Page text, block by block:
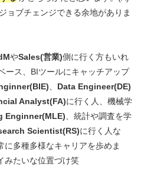
ョブチェンジできる余地がありま
やSales(営業)側に行く方もいれ
ース、BIツールにキャッチアップ
、 Data Engineer(DE)
Analyst(FA)に行く人、機械学
Enginner(MLE)、統計や調査を学
Scientist(RS)に行く人な
に多種多様なキャリアを歩めま
みたいな位置づけ笑